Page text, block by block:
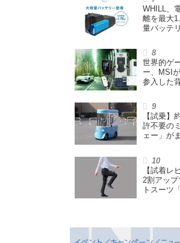
WHILL、
離を最大
量バッテ
世界的ゲ
ー、MSI
参入した
回】
【試乗】
許不要の
ェー」が
展開
【試着レ
2割アッ
トスーツ